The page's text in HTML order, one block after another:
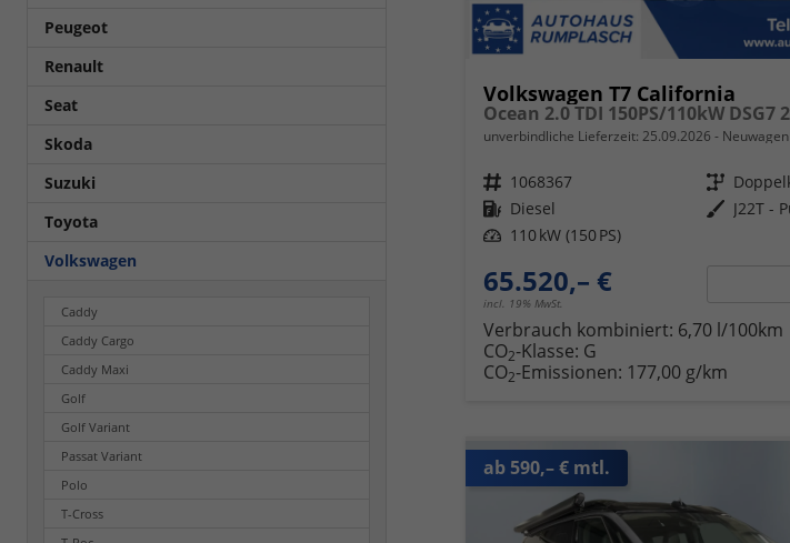
Volkswagen T7 California
unverbindliche Lieferzeit:25.09.2026 Neuwagen
Fahrzeugnr. 1068367 Getriebe
Kraftstoff Diesel Außenfarbe
Leistung 110 kW (150 PS)
65.520,– €
incl. 19% MwSt.
Verbrauch kombiniert: 6,70 l/100km
CO2-Klasse: G
CO2-Emissionen: 177,00 g/km
ab 590,– € mtl.
Peugeot
Renault
Seat
Skoda
Suzuki
Toyota
Volkswagen
Caddy
Caddy Cargo
Caddy Maxi
Golf
Golf Variant
Passat Variant
Polo
T-Cross